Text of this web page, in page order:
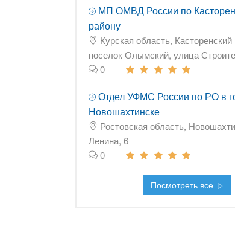
МП ОМВД России по
району
Курская область, Касторенский
поселок Олымский, улица
0
Отдел УФМС России по РО в
Новошахтинске
Ростовская область,
Ленина, 6
0
Посмотреть все